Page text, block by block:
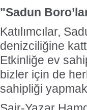
"Sadun
Katılımcılar,
denizciliğine
Etkinliğe ev
bizler için de
sahipliği